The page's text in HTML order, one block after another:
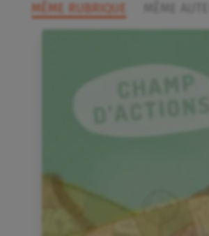
MÊME RUBRIQUE